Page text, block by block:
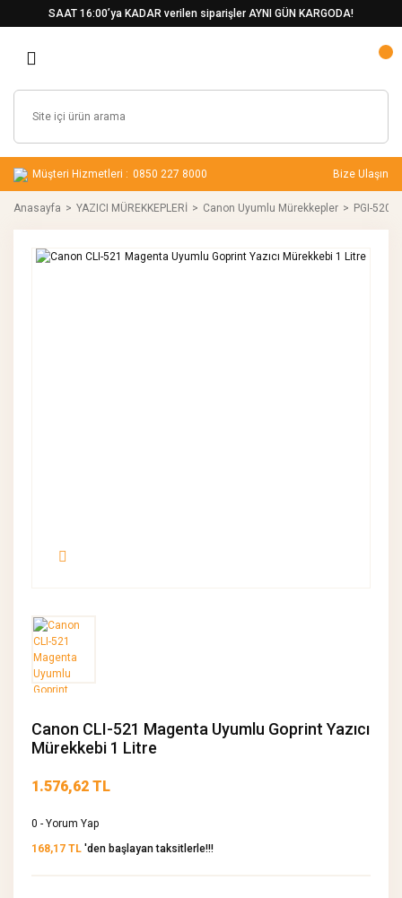
SAAT 16:00’ya KADAR verilen siparişler AYNI GÜN KARGODA!
Müşteri Hizmetleri : 0850 227 8000 Bize Ulaşın
Anasayfa YAZICI MÜREKKEPLERİ Canon Uyumlu Mürekkepler PGI-520 /
Canon CLI-521 Magenta Uyumlu Goprint Yazıcı
Mürekkebi 1 Litre
1.576,62 TL
0 - Yorum Yap
168,17 TL 'den başlayan taksitlerle!!!